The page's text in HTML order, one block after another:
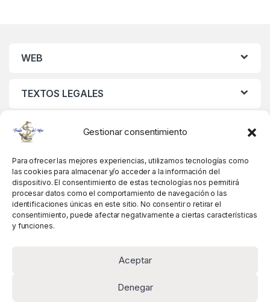
Gestionar consentimiento
Para ofrecer las mejores experiencias, utilizamos tecnologías como
las cookies para almacenar y/o acceder a la información del
dispositivo. El consentimiento de estas tecnologías nos permitirá
procesar datos como el comportamiento de navegación o las
identificaciones únicas en este sitio. No consentir o retirar el
consentimiento, puede afectar negativamente a ciertas características
y funciones.
Aceptar
Denegar
WEB
TEXTOS LEGALES
MIS DATOS